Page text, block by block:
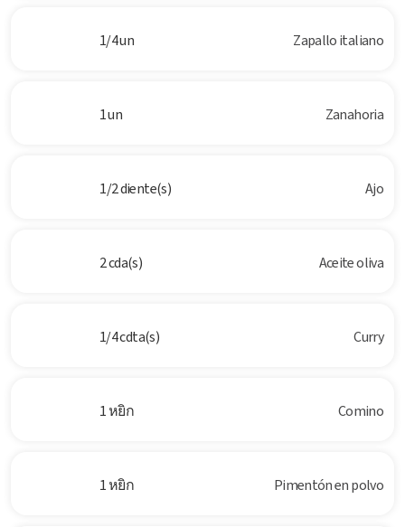
1/4 un Zapallo italiano
1 un Zanahoria
1/2 diente(s) Ajo
2 cda(s) Aceite oliva
1/4 cdta(s) Curry
1 หยิก Comino
1 หยิก Pimentón en polvo